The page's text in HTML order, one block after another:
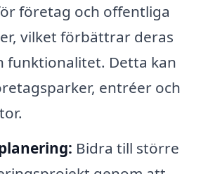
företag och offentliga
vilket förbättrar deras
funktionalitet. Detta kan
entréer och
Bidra till större